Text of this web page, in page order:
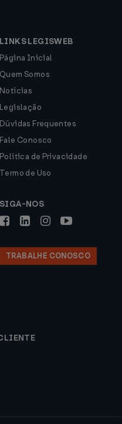
LINKS LEGISWEB
Página Inicial
Quem Somos
Notícias
Legislação
Dúvidas Frequentes
Fale Conosco
Política de Privacidade
Termo de Uso
SIGA-NOS
TRABALHE CONOSCO